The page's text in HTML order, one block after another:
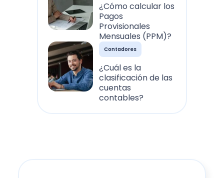
¿Cómo calcular los
Pagos
Provisionales
Mensuales (PPM)?
Contadores
¿Cuál es la
clasificación de las
cuentas
contables?